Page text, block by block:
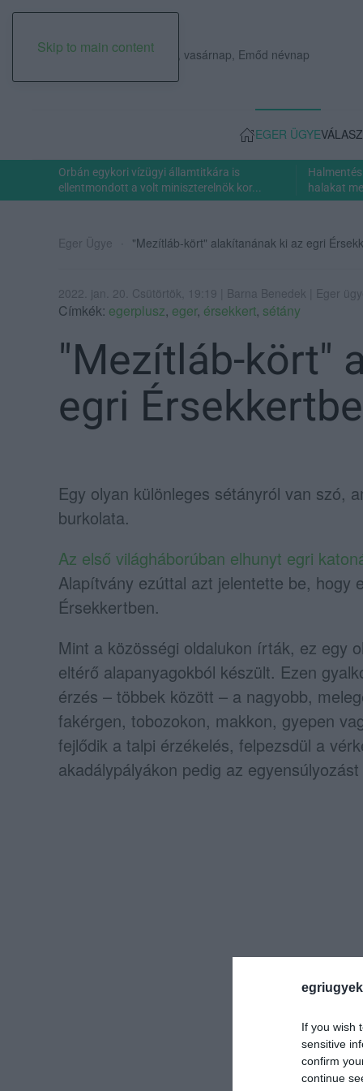
If you wish
sensitive
confirm
continue
Skip to main content
2026. augusztus 09., vasárnap, Emőd névnap
EGER ÜGYE
Orbán egykori vízügyi államtitkára is
ellentmondott a volt miniszterelnök kor...
halakat
Eger Ügye "Mezítláb-kört" alakítanának ki az egri
2022. jan. 20. Csütörtök, 19:19 | Barna Benedek | Eger
Címkék: egerplusz, eger, érsekkert, sétány
"Mezítláb-kört"
egri
Egy olyan különleges sétányról van szó,
burkolata.
Az első világháborúban elhunyt egri
Alapítvány ezúttal azt jelentette be, hogy
Érsekkertben.
Mint a közösségi oldalukon írták, ez egy
eltérő alapanyagokból készült. Ezen
érzés – többek között – a nagyobb,
fakérgen, tobozokon, makkon, gyepen
fejlődik a talpi érzékelés, felpezsdül a
akadálypályákon pedig az